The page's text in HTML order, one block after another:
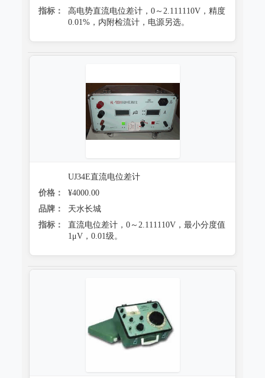
指标：
高电势直流电位差计，0～2.111110V，精度
0.01%，内附检流计，电源另选。
UJ34E直流电位差计
价格：
¥4000.00
品牌：
天水长城
指标：
直流电位差计，0～2.111110V，最小分度值
1μV，0.01级。